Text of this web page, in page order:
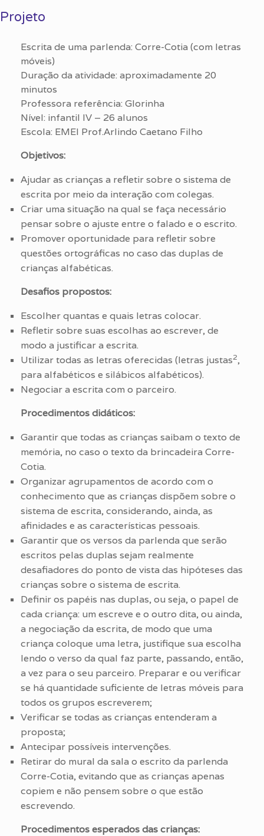
Projeto
Escrita de uma parlenda: Corre-Cotia (com letras
móveis)
Duração da atividade: aproximadamente 20
minutos
Professora referência: Glorinha
Nível: infantil IV – 26 alunos
Escola: EMEI Prof.Arlindo Caetano Filho
Objetivos:
Ajudar as crianças a refletir sobre o sistema de
escrita por meio da interação com colegas.
Criar uma situação na qual se faça necessário
pensar sobre o ajuste entre o falado e o escrito.
Promover oportunidade para refletir sobre
questões ortográficas no caso das duplas de
crianças alfabéticas.
Desafios propostos:
Escolher quantas e quais letras colocar.
Refletir sobre suas escolhas ao escrever, de
modo a justificar a escrita.
Utilizar todas as letras oferecidas (letras justas2,
para alfabéticos e silábicos alfabéticos).
Negociar a escrita com o parceiro.
Procedimentos didáticos:
Garantir que todas as crianças saibam o texto de
memória, no caso o texto da brincadeira Corre-
Cotia.
Organizar agrupamentos de acordo com o
conhecimento que as crianças dispõem sobre o
sistema de escrita, considerando, ainda, as
afinidades e as características pessoais.
Garantir que os versos da parlenda que serão
escritos pelas duplas sejam realmente
desafiadores do ponto de vista das hipóteses das
crianças sobre o sistema de escrita.
Definir os papéis nas duplas, ou seja, o papel de
cada criança: um escreve e o outro dita, ou ainda,
a negociação da escrita, de modo que uma
criança coloque uma letra, justifique sua escolha
lendo o verso da qual faz parte, passando, então,
a vez para o seu parceiro. Preparar e ou verificar
se há quantidade suficiente de letras móveis para
todos os grupos escreverem;
Verificar se todas as crianças entenderam a
proposta;
Antecipar possíveis intervenções.
Retirar do mural da sala o escrito da parlenda
Corre-Cotia, evitando que as crianças apenas
copiem e não pensem sobre o que estão
escrevendo.
Procedimentos esperados das crianças: